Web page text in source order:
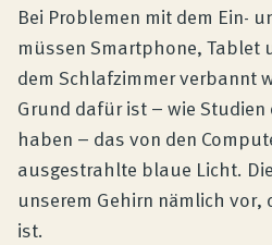
Kontakt
Magazin
Bei Problemen mit dem Ein-
müssen Smartphone, Tablet
dem Schlafzimmer verbannt
Grund dafür ist – wie
haben – das von den
ausgestrahlte blaue Licht.
unserem Gehirn nämlich vor,
ist.